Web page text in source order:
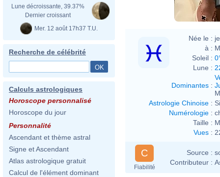
Lune décroissante, 39.37%
Dernier croissant
Mer. 12 août 17h37 T.U.
Recherche de célébrité
Calculs astrologiques
Horoscope personnalisé
Horoscope du jour
Personnalité
Ascendant et thème astral
Signe et Ascendant
Atlas astrologique gratuit
Calcul de l'élément dominant
Née le :
à :
Soleil :
Lune :
Dominantes :
Astrologie Chinoise :
Numérologie :
Taille :
Vues :
C
Fiabilité
Source :
Contributeur :